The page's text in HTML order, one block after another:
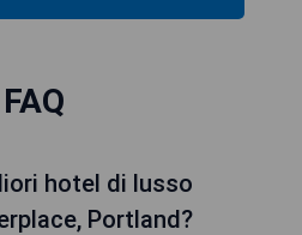
FAQ
hotel di lusso
Portland?